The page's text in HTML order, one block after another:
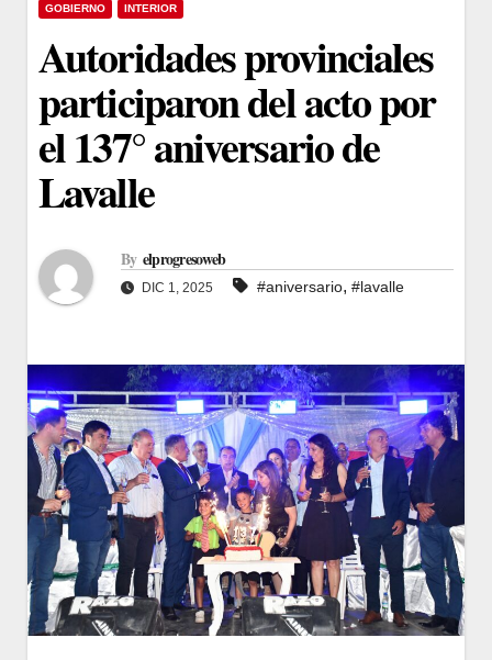
GOBIERNO INTERIOR
Autoridades provinciales
participaron del acto por
el 137° aniversario de
Lavalle
By elprogresoweb
DIC 1, 2025 #aniversario, #lavalle